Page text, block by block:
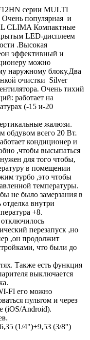
серии MULTI
популярная и
CLIMA Компактные
LED-дисплеем
.Выcокая
эффективный и
можно
наружному блоку.Два
очистки Silver
Очень тихий
работает на
(-15 и-20
жалюзи.
обдувом всего 20 Вт.
кондиционер и
,чтобы высыпаться
для того чтобы,
в помещении
турбо ,это чтобы
температуры.
не было замерзания в
внутри
+8.
перезапуск ,но
,он продолжит
что были до
Также есть функция
выключается
FI его можно
пультом и через
(iOS/Android).
(1/4")+9,53 (3/8")